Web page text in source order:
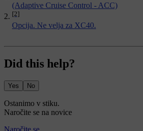
(Adaptive Cruise Control - ACC)
[2]
Opcija. Ne velja za XC40.
Did this help?
Yes No